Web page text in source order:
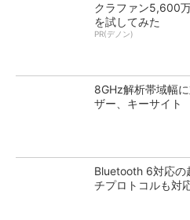
クラファン5,600
を試してみた
PR(デノン)
8GHz解析帯域幅
ザー、キーサイト
Bluetooth 6対応の
チプロトコルも対